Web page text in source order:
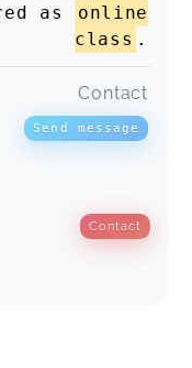
as
online
class .
Contact
Send message
Contact